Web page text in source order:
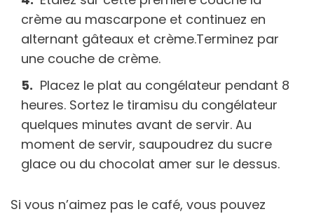
crème au mascarpone et continuez en
alternant gâteaux et crème.Terminez par
une couche de crème.
Placez le plat au congélateur pendant 8
heures. Sortez le tiramisu du congélateur
quelques minutes avant de servir. Au
moment de servir, saupoudrez du sucre
glace ou du chocolat amer sur le dessus.
Si vous n’aimez pas le café, vous pouvez